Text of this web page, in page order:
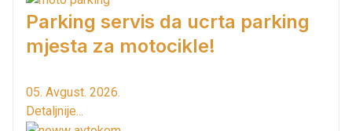
Parking servis da ucrta parking
mjesta za motocikle!
05. Avgust. 2026.
Detaljnije...